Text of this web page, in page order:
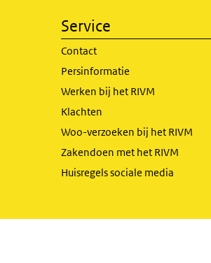
Service
Contact
Persinformatie
Werken bij het RIVM
Klachten
Woo-verzoeken bij het RIVM
Zakendoen met het RIVM
Huisregels sociale media